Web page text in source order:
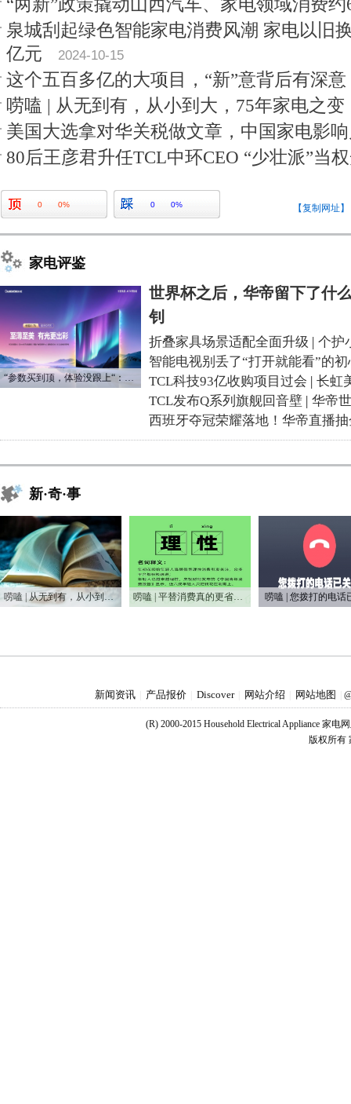
泉城刮起绿色智能家电消费风潮 家电以旧
亿元
2024-10-15
这个五百多亿的大项目，“新”意背后有深意
唠嗑 | 从无到有，从小到大，75年家电之变
美国大选拿对华关税做文章，中国家电影
80后王彦君升任TCL中环CEO “少壮派”当
0 0% 0 0% 【复制网址】
家电评鉴
“参数买到顶，体验没跟上“：长虹追光Q70S给高端电视打了个样
世界杯之后，华帝留下了什
钊
折叠家具场景适配全面升级 | 个护
智能电视别丢了“打开就能看”的初
TCL科技93亿收购项目过会 | 长虹
TCL发布Q系列旗舰回音壁 | 华帝
西班牙夺冠荣耀落地！华帝直播
新·奇·事
唠嗑 | 从无到有，从小到大，75年家电之变 唠嗑 | 平替消费真的更省钱吗？ 唠嗑 | 您拨打的电话
新闻资讯 产品报价 Discover 网站介绍 网站地图
(R) 2000-2015 Household Electrical Appliance 家电
版权所有